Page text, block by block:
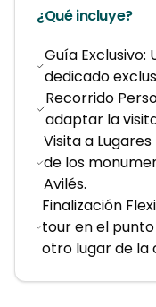
¿Qué incluye?
Guía Exclusivo:
dedicado
Recorrido
adaptar la
Visita a
de los
Avilés.
Finalización
tour en el
otro lugar de la